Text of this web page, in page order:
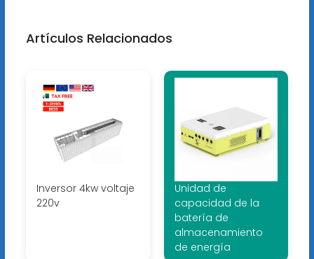
Artículos Relacionados
Inversor 4kw voltaje
220v
Unidad de
capacidad de la
batería de
almacenamiento
de energía